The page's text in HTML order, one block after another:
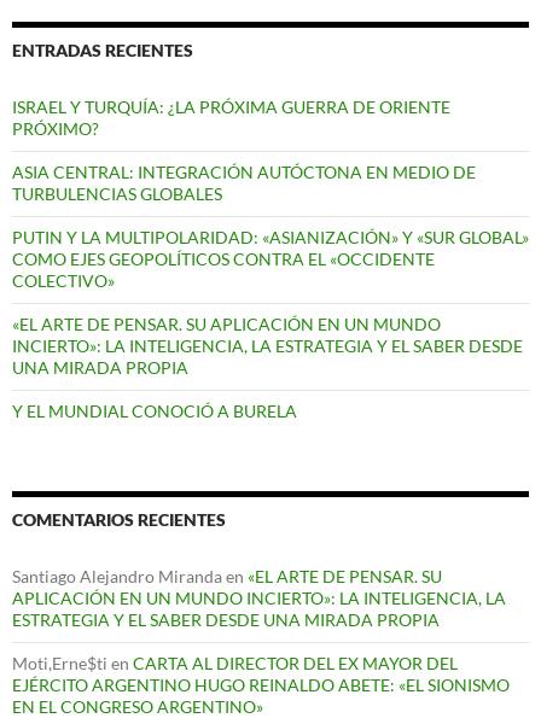
ENTRADAS RECIENTES
ISRAEL Y TURQUÍA: ¿LA PRÓXIMA GUERRA DE ORIENTE
PRÓXIMO?
ASIA CENTRAL: INTEGRACIÓN AUTÓCTONA EN MEDIO DE
TURBULENCIAS GLOBALES
PUTIN Y LA MULTIPOLARIDAD: «ASIANIZACIÓN» Y «SUR GLOBAL»
COMO EJES GEOPOLÍTICOS CONTRA EL «OCCIDENTE
COLECTIVO»
«EL ARTE DE PENSAR. SU APLICACIÓN EN UN MUNDO
INCIERTO»: LA INTELIGENCIA, LA ESTRATEGIA Y EL SABER DESDE
UNA MIRADA PROPIA
Y EL MUNDIAL CONOCIÓ A BURELA
COMENTARIOS RECIENTES
Santiago Alejandro Mirandaen «EL ARTE DE PENSAR. SU
APLICACIÓN EN UN MUNDO INCIERTO»: LA INTELIGENCIA, LA
ESTRATEGIA Y EL SABER DESDE UNA MIRADA PROPIA
Moti,Erne$ti en CARTA AL DIRECTOR DEL EX MAYOR DEL
EJÉRCITO ARGENTINO HUGO REINALDO ABETE: «EL SIONISMO
EN EL CONGRESO ARGENTINO»